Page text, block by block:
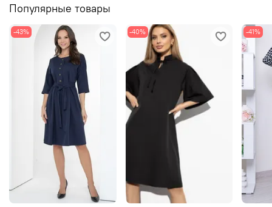
Популярные товары
-43% -40% -41%